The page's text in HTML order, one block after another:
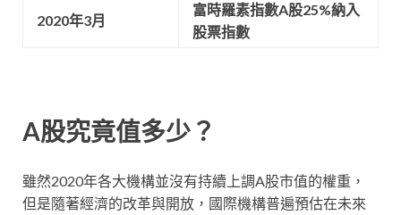
2020年3月
富時羅素指數A股25%納入
股票指數
A股究竟值多少？
雖然2020年各大機構並沒有持續上調A股市值的權重，
但是隨著經濟的改革與開放，國際機構普遍預估在未來